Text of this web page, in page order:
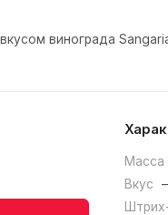
винограда
Масса
Вкус